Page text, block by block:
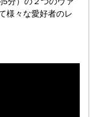
様々な愛好者のレ